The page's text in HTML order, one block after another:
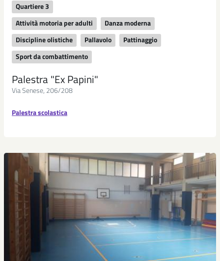
Quartiere 3
Attività motoria per adulti
Danza moderna
Discipline olistiche
Pallavolo
Pattinaggio
Sport da combattimento
Palestra "Ex Papini"
Via Senese, 206/208
Palestra scolastica